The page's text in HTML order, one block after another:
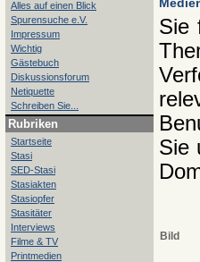
Alles auf einen Blick
Spurensuche e.V.
Impressum
Wichtig
Gästebuch
Diskussionsforum
Netiquette
Schreiben Sie...
Rubriken
Startseite
Stasi
SED-Stasi
Stasiakten
Stasiopfer
Stasitäter
Interviews
Filme & TV
Printmedien
Sie
Sie
Bild